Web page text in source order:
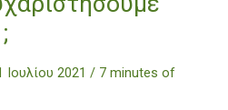
Ιουλίου 2021 / 7 minutes of